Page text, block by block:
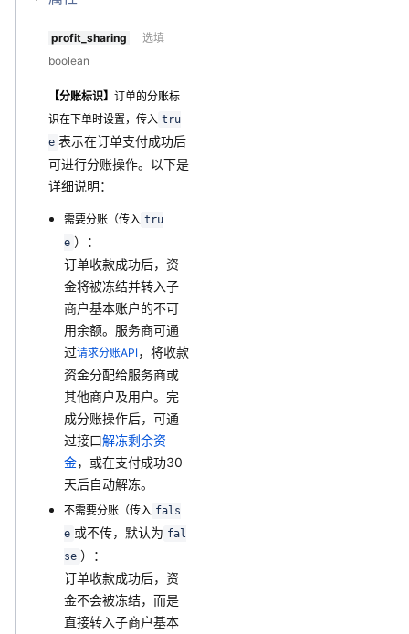
profit_sharing
选填
boolean
【分账标识】 订单的分账标
识在下单时设置，传入 tru
e 表示在订单支付成功后
可进行分账操作。以下是
详细说明：
需要分账（传入 tru
e ）：
订单收款成功后，资
金将被冻结并转入子
商户基本账户的不可
用余额。服务商可通
过请求分账API，将收款
资金分配给服务商或
其他商户及用户。完
成分账操作后，可通
过接口解冻剩余资
金，或在支付成功30
天后自动解冻。
不需要分账（传入 fals
e 或不传，默认为 fal
se ）：
订单收款成功后，资
金不会被冻结，而是
直接转入子商户基本